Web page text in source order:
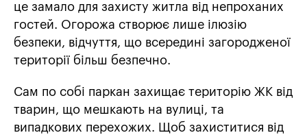
це замало для захисту житла від непроханих
гостей. Огорожа створює лише ілюзію
безпеки, відчуття, що всередині загородженої
території більш безпечно.
Сам по собі паркан захищає територію ЖК від
тварин, що мешкають на вулиці, та
випадкових перехожих. Щоб захиститися від